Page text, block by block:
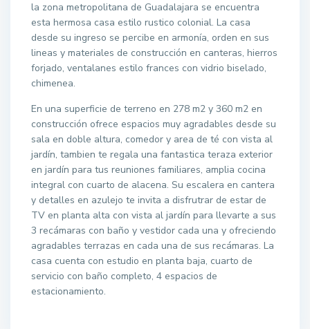
la zona metropolitana de Guadalajara se encuentra
esta hermosa casa estilo rustico colonial. La casa
desde su ingreso se percibe en armonía, orden en sus
lineas y materiales de construcción en canteras, hierros
forjado, ventalanes estilo frances con vidrio biselado,
chimenea.
En una superficie de terreno en 278 m2 y 360 m2 en
construcción ofrece espacios muy agradables desde su
sala en doble altura, comedor y area de té con vista al
jardín, tambien te regala una fantastica teraza exterior
en jardín para tus reuniones familiares, amplia cocina
integral con cuarto de alacena. Su escalera en cantera
y detalles en azulejo te invita a disfrutrar de estar de
TV en planta alta con vista al jardín para llevarte a sus
3 recámaras con baño y vestidor cada una y ofreciendo
agradables terrazas en cada una de sus recámaras. La
casa cuenta con estudio en planta baja, cuarto de
servicio con baño completo, 4 espacios de
estacionamiento.